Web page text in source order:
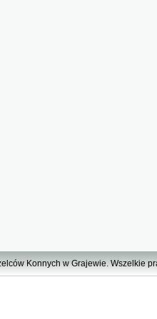
Konnych w Grajewie. Wszelkie